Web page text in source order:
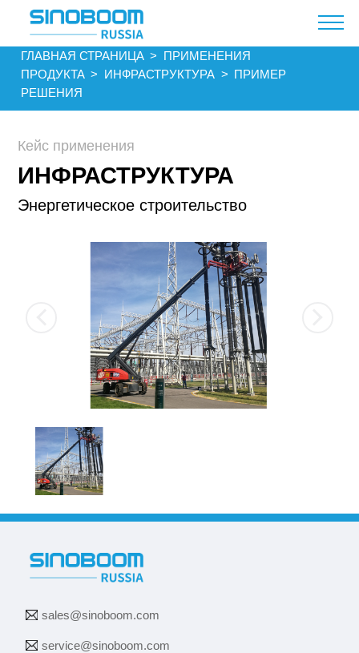
ГЛАВНАЯ СТРАНИЦА​​ > ПРИМЕНЕНИЯ
ПРОДУКТА > ИНФРАСТРУКТУРА > ПРИМЕР
РЕШЕНИЯ
Кейс применения
ИНФРАСТРУКТУРА
Энергетическое строительство
sales@sinoboom.com
service@sinoboom.com